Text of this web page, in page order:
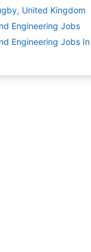
United Kingdom
Engineering Jobs
Engineering Jobs